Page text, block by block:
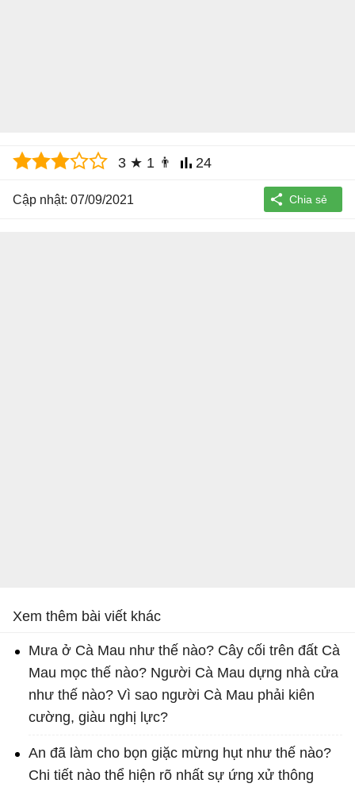
3 ★ 1 👨 24
Cập nhật: 07/09/2021
Xem thêm bài viết khác
Mưa ở Cà Mau như thế nào? Cây cối trên đất Cà
Mau mọc thế nào? Người Cà Mau dựng nhà cửa
như thế nào? Vì sao người Cà Mau phải kiên
cường, giàu nghị lực?
An đã làm cho bọn giặc mừng hụt như thế nào?
Chi tiết nào thể hiện rõ nhất sự ứng xử thông